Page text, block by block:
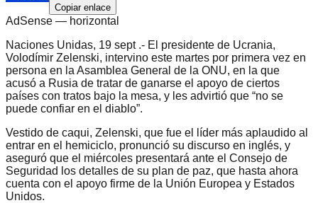
Copiar enlace
AdSense — horizontal
Naciones Unidas, 19 sept .- El presidente de Ucrania,
Volodímir Zelenski, intervino este martes por primera vez en
persona en la Asamblea General de la ONU, en la que
acusó a Rusia de tratar de ganarse el apoyo de ciertos
países con tratos bajo la mesa, y les advirtió que “no se
puede confiar en el diablo”.
Vestido de caqui, Zelenski, que fue el líder más aplaudido al
entrar en el hemiciclo, pronunció su discurso en inglés, y
aseguró que el miércoles presentará ante el Consejo de
Seguridad los detalles de su plan de paz, que hasta ahora
cuenta con el apoyo firme de la Unión Europea y Estados
Unidos.